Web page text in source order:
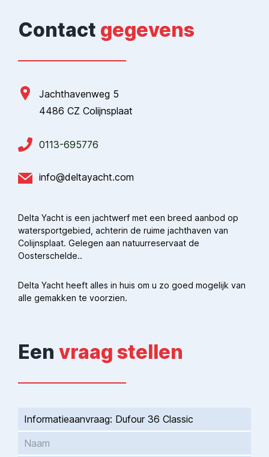
Contact gegevens
Jachthavenweg 5
4486 CZ Colijnsplaat
0113-695776
info@deltayacht.com
Delta Yacht is een jachtwerf met een breed aanbod op
watersportgebied, achterin de ruime jachthaven van
Colijnsplaat. Gelegen aan natuurreservaat de
Oosterschelde..
Delta Yacht heeft alles in huis om u zo goed mogelijk van
alle gemakken te voorzien.
Een vraag stellen